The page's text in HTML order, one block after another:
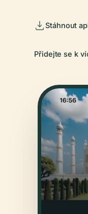
Stáhnout
Přidejte se k